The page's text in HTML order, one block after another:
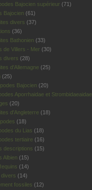
Bajocien supérieur (71)
Bajocien (61)
divers (37)
(36)
Bathonien (33)
de Villers - Mer (30)
divers (28)
d'Allemagne (25)
(25)
Bajocien (20)
Aporrhaidae et Strombidaeaidae
(20)
d'Angleterre (18)
(18)
du Lias (18)
tertiaire (16)
descriptions (15)
Albien (15)
(14)
(14)
fossiles (12)